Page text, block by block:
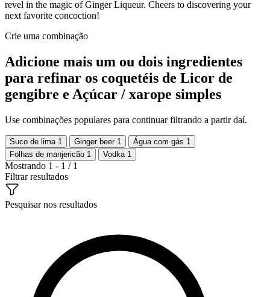
revel in the magic of Ginger Liqueur. Cheers to discovering your
next favorite concoction!
Crie uma combinação
Adicione mais um ou dois ingredientes
para refinar os coquetéis de Licor de
gengibre e Açúcar / xarope simples
Use combinações populares para continuar filtrando a partir daí.
Suco de lima 1 Ginger beer 1 Água com gás 1
Folhas de manjericão 1 Vodka 1
Mostrando 1 - 1 / 1
Filtrar resultados
Pesquisar nos resultados